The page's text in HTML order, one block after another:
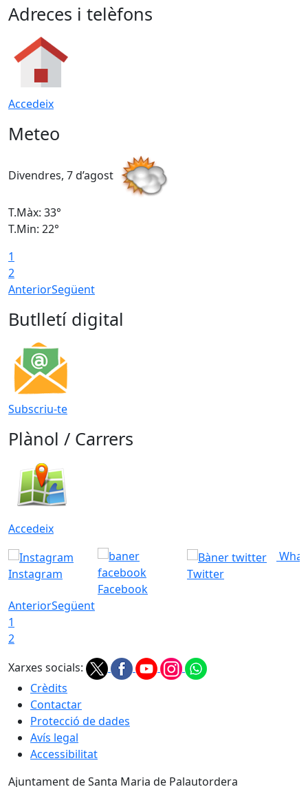
Adreces i telèfons
Accedeix
Meteo
Divendres, 7 d’agost
T.Màx: 33°
T.Min: 22°
1
2
AnteriorSegüent
Butlletí digital
Subscriu-te
Plànol / Carrers
Accedeix
Instagram
Facebook
Twitter
AnteriorSegüent
1
2
Xarxes socials:
Crèdits
Contactar
Protecció de dades
Avís legal
Accessibilitat
Ajuntament de Santa Maria de Palautordera